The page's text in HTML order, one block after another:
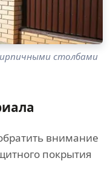
столбами
внимание
покрытия